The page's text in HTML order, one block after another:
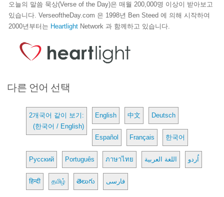
오늘의 말씀 묵상(Verse of the Day)은 매월 200,000명 이상이 받아보고
있습니다. VerseoftheDay.com 은 1998년 Ben Steed 에 의해 시작하여
2000년부터는 Heartlight Network 과 함께하고 있습니다.
다른 언어 선택
2개국어 같이 보기:
(한국어 / English)
English 中文 Deutsch
Español Français 한국어
Русский Português ภาษาไทย اللغة العربية اُردو
हिन्दी தமிழ் తెలుగు فارسی